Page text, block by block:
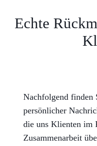
Echte
Nachfolgend finden
persönlicher
die uns Klienten im
Zusammenarbeit